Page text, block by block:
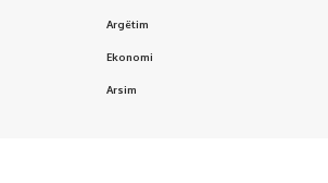
Argëtim
Ekonomi
Arsim